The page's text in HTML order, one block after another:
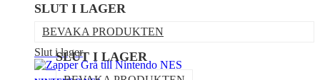
SLUT I LAGER
BEVAKA PRODUKTEN
Slut i lager
SLUT I LAGER